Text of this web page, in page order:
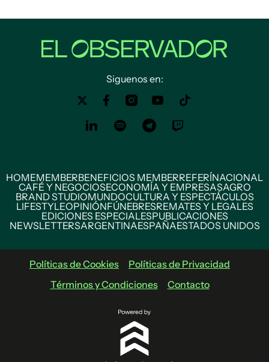
Siguenos en:
HOMEMEMBERBENEFICIOS MEMBERREFERÍNACIONAL
CAFÉ Y NEGOCIOSECONOMÍA Y EMPRESASAGRO
BRAND STUDIOMUNDOCULTURA Y ESPECTÁCULOS
LIFESTYLEOPINIÓNFÚNEBRESREMATES Y LEGALES
EDICIONES ESPECIALESPUBLICACIONES
NEWSLETTERSARGENTINAESPAÑAESTADOS UNIDOS
Políticas de Cookies
Políticas de Privacidad
Términos y Condiciones
Contacto